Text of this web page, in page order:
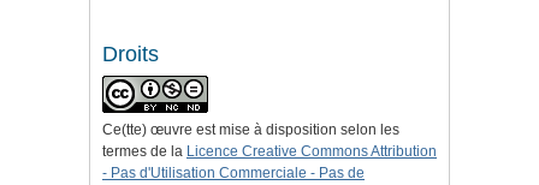
Droits
Ce(tte) œuvre est mise à disposition selon les
termes de la Licence Creative Commons Attribution
- Pas d'Utilisation Commerciale - Pas de